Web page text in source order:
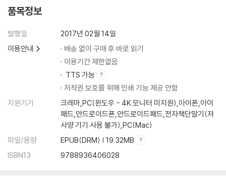
눈싸움
겨울 방학
오토바이
우리 반 꼴통
면접
달
품목정보
발행일
2017년 02월 14일
이용안내
배송 없이 구매 후 바로 읽기
이용기간 제한없음
TTS 가능
저작권 보호를 위해 인쇄 기능 제공 안함
지원기기
크레마,PC(윈도우 - 4K 모니터 미지원),아이폰,아이
패드,안드로이드폰,안드로이드패드,전자책단말기(저
사양 기기 사용 불가),PC(Mac)
파일/용량
EPUB(DRM) | 19.32MB
ISBN13
9788936406028